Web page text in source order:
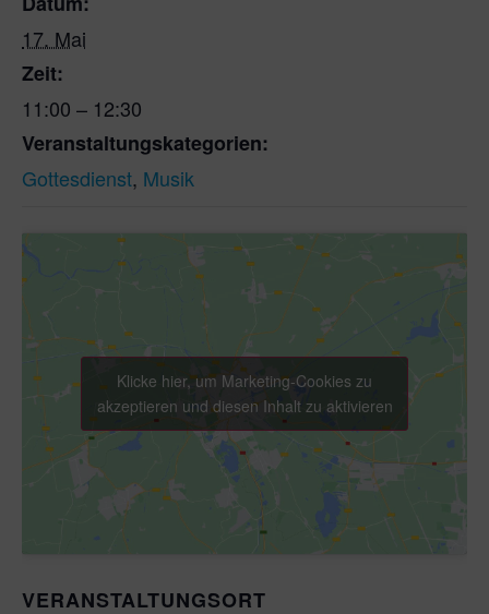
17. Mai
Zeit:
11:00 – 12:30
Veranstaltungskategorien:
Gottesdienst, Musik
VERANSTALTUNGSORT
Klicke hier, um Marketing-Cookies zu
akzeptieren und diesen Inhalt zu aktivieren